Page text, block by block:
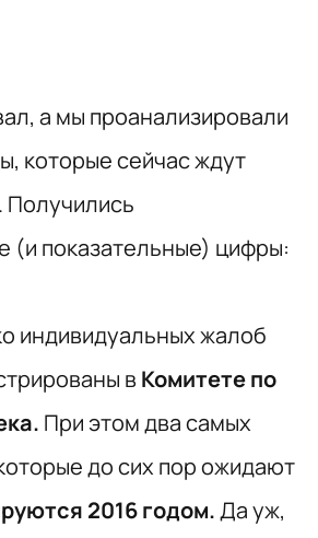
а мы проанализировали
которые сейчас ждут
Получились
(и показательные) цифры:
индивидуальных жалоб
в Комитете по
При этом два самых
до сих пор ожидают
2016 годом.Да уж,